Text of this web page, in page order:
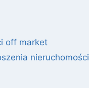
off market
nieruchomości